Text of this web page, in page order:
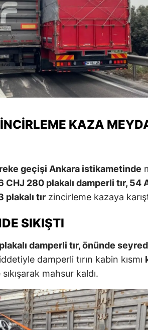
KAZA
geçişi Ankara istikametinde
CHJ 280 plakalı damperli tır, 54
plakalı tır zincirleme kazaya
SIKIŞTI
damperli tır, önünde
damperli tırın kabin kısmı
mahsur kaldı.